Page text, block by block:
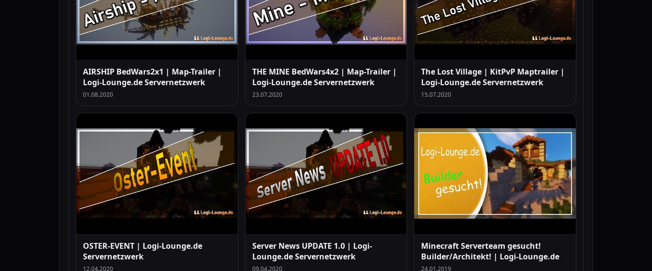
AIRSHIP BedWars2x1 | Map-Trailer |
Logi-Lounge.de Servernetzwerk
01.08.2020
THE MINE BedWars4x2 | Map-Trailer |
Logi-Lounge.de Servernetzwerk
23.07.2020
The Lost Village | KitPvP Maptrailer |
Logi-Lounge.de Servernetzwerk
15.07.2020
OSTER-EVENT | Logi-Lounge.de
Servernetzwerk
12.04.2020
Server News UPDATE 1.0 | Logi-
Lounge.de Servernetzwerk
09.04.2020
Minecraft Serverteam gesucht!
Builder/Architekt! | Logi-Lounge.de
24.01.2019